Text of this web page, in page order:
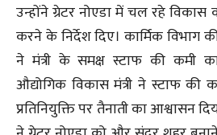
उन्होंने ग्रेटर नोएडा में चल रहे विकास
करने के निर्देश दिए। कार्मिक विभाग
ने मंत्री के समक्ष स्टाफ की कमी
औद्योगिक विकास मंत्री ने स्टाफ
प्रतिनियुक्ति पर तैनाती का आश्वासन